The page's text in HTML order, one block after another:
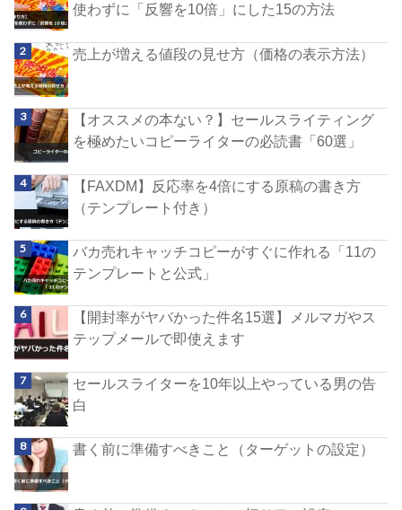
使わずに「反響を10倍」にした15の方法
売上が増える値段の見せ方（価格の表示方法）
【オススメの本ない？】セールスライティング
を極めたいコピーライターの必読書「60選」
【FAXDM】反応率を4倍にする原稿の書き方
（テンプレート付き）
バカ売れキャッチコピーがすぐに作れる「11の
テンプレートと公式」
【開封率がヤバかった件名15選】メルマガやス
テップメールで即使えます
セールスライターを10年以上やっている男の告
白
書く前に準備すべきこと（ターゲットの設定）